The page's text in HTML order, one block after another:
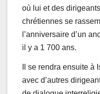
où lui et des
chrétiennes se
l’anniversaire d’un
il y a 1 700 ans.
Il se rendra ensuite à
avec d’autres